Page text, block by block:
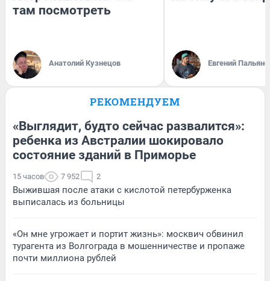
там посмотреть
Анатолий Кузнецов Евгений
РЕКОМЕНДУЕМ
«Выглядит, будто сейчас развалится»:
ребенка из Австралии шокировало
состояние зданий в Приморье
15 часов 7 952 2
Выжившая после атаки с кислотой петербурженка
выписалась из больницы
«Он мне угрожает и портит жизнь»: москвич обвинил
турагента из Волгограда в мошенничестве и пропаже
почти миллиона рублей